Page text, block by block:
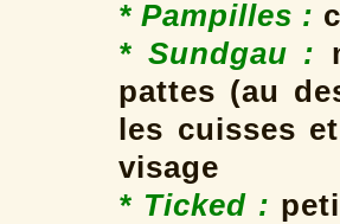
* Pampilles :
* Sundgau :
pattes (au
les cuisses
visage
* Ticked :